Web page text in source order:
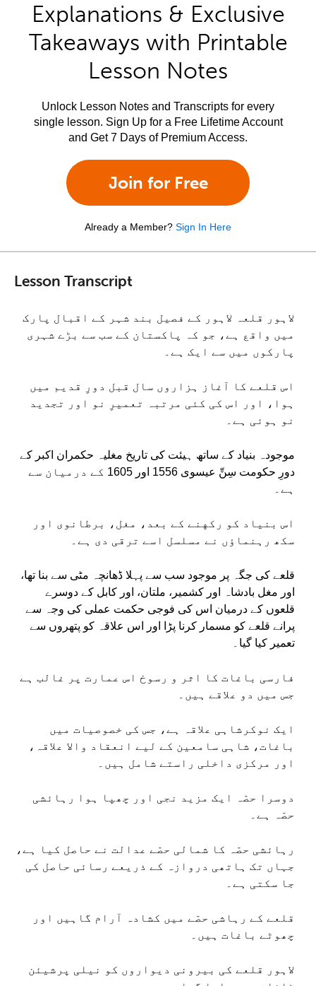
Explanations & Exclusive
Takeaways with Printable
Lesson Notes
Unlock Lesson Notes and Transcripts for every
single lesson. Sign Up for a Free Lifetime Account
and Get 7 Days of Premium Access.
Join for Free
Already a Member? Sign In Here
Lesson Transcript
لاہور قلعہ لاہور کے فصیل بند شہر کے اقبال پارک
میں واقع ہے، جو کہ پاکستان کے سب سے بڑے شہری
پارکوں میں سے ایک ہے۔
اس قلعے کا آغاز ہزاروں سال قبل دورِ قدیم میں
ہوا، اور اس کی کئی مرتبہ تعمیرِ نو اور تجدید
نو ہوئی ہے۔
موجودہ بنیاد کے ساتھ ہیئت کی تاریخ مغلیہ حکمران اکبر کے
دورِ حکومت سِنِّ عیسوی 1556 اور 1605 کے درمیان سے
ہے۔
اس بنیاد کو رکهنے کے بعد، مغل، برطانوی اور
سکھ رہنماؤں نے مسلسل اسے ترقی دی ہے۔
قلعے کی جگہ پر موجود سب سے پہلا ڈھانچہ مٹی سے بنا تھا،
اور مغل بادشاہ اور کشمیر، ملتان، اور کابل کے دوسرے
قلعوں کے درمیان اس کی فوجی حکمت عملی کی وجہ سے
پرانے قلعے کو مسمار کرنا پڑا اور اس علاقہ کو پتھروں سے
تعمیر کیا گیا۔
فارسی باغات کا اثر و رسوخ اس عمارت پر غالب ہے
جس میں دو علاقے ہیں۔
ایک نوکرشاہی علاقہ ہے، جس کی خصوصیات میں
باغات، شاہی سامعین کے لیے انعقاد والا علاقہ،
اور مرکزی داخلی راستے شامل ہیں۔
دوسرا حصّہ ایک مزید نجی اور چھپا ہوا رہائشی
حصّہ ہے۔
رہائشی حصّہ کا شمالی حصّے عدالت نے حاصل کیا ہے،
جہاں تک ہاتھی دروازہ کے ذریعے رسائی حاصل کی
جا سکتی ہے۔
قلعے کے رہاشی حصّے میں کشادہ آرام گاہیں اور
چھوٹے باغات ہیں۔
لاہور قلعے کی بیرونی دیواروں کو نیلی پرشیئن